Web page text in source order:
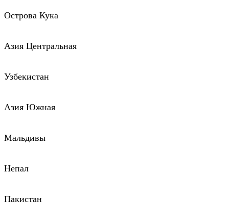
Острова Кука
Азия Центральная
Узбекистан
Азия Южная
Мальдивы
Непал
Пакистан